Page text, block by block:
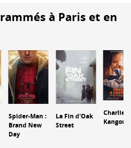
à Paris et en
Spider-Man :
Brand New
Day
La Fin d'Oak
Street
Charlie